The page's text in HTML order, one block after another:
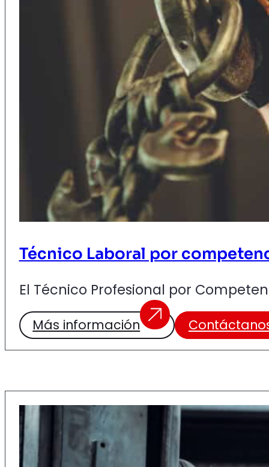
Técnico Laboral por
El Técnico Profesional por
Más información